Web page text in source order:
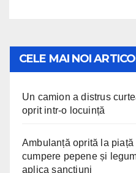
CELE MAI NOI
Un camion a distrus
oprit intr-o locuință
Ambulanță oprită la
cumpere pepene și
aplica sancțiuni